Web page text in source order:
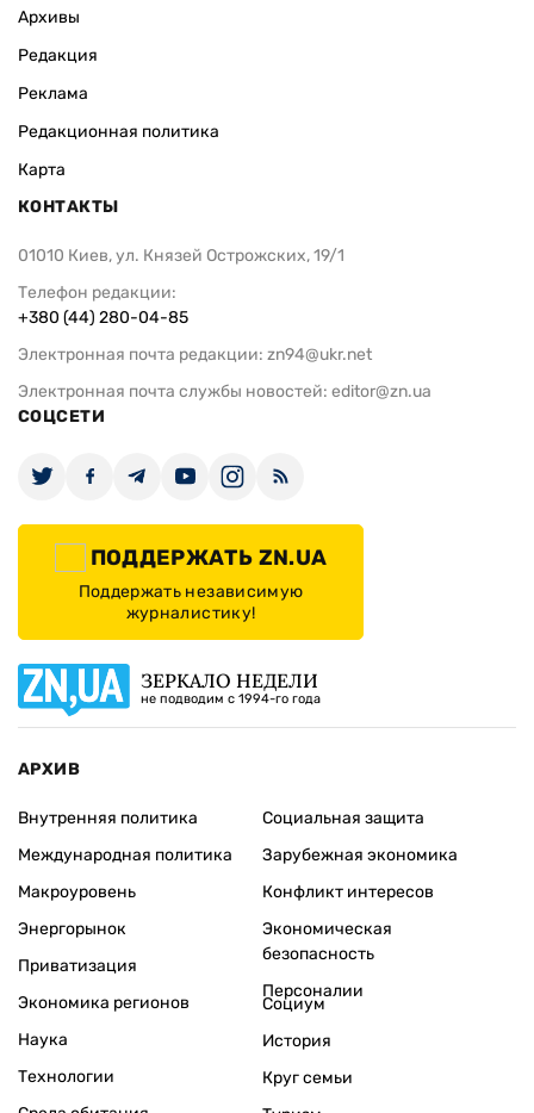
Архивы
Редакция
Реклама
Редакционная политика
Карта
КОНТАКТЫ
01010 Киев, ул. Князей Острожских, 19/1
Телефон редакции:
+380 (44) 280-04-85
Электронная почта редакции: zn94@ukr.net
Электронная почта службы новостей: editor@zn.ua
СОЦСЕТИ
ПОДДЕРЖАТЬ ZN.UA
Поддержать независимую
журналистику!
ЗЕРКАЛО НЕДЕЛИ
не подводим с 1994-го года
АРХИВ
Внутренняя политика
Международная политика
Макроуровень
Энергорынок
Приватизация
Экономика регионов
Социальная защита
Зарубежная экономика
Конфликт интересов
Экономическая
безопасность
Персоналии
Наука
Технологии
Социум
История
Круг семьи